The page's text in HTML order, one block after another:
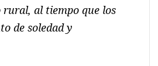
al tiempo que los
de soledad y